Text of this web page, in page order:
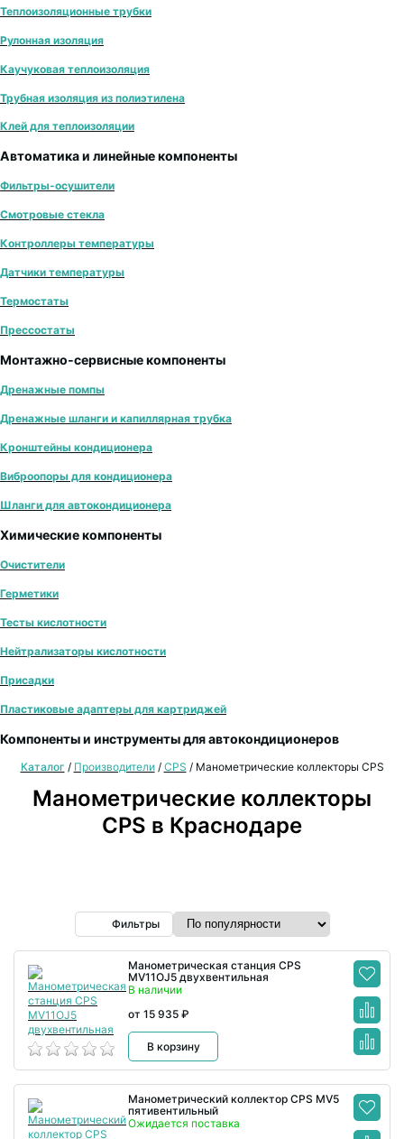
Теплоизоляционные трубки
Рулонная изоляция
Каучуковая теплоизоляция
Трубная изоляция из полиэтилена
Клей для теплоизоляции
Автоматика и линейные компоненты
Фильтры-осушители
Смотровые стекла
Контроллеры температуры
Датчики температуры
Термостаты
Прессостаты
Монтажно‑сервисные компоненты
Дренажные помпы
Дренажные шланги и капиллярная трубка
Кронштейны кондиционера
Виброопоры для кондиционера
Шланги для автокондиционера
Химические компоненты
Очистители
Герметики
Тесты кислотности
Нейтрализаторы кислотности
Присадки
Пластиковые адаптеры для картриджей
Компоненты и инструменты для автокондиционеров
Каталог / Производители/ CPS / Манометрические коллекторы CPS
Манометрические коллекторы
CPS в Краснодаре
Фильтры
Манометрическая станция CPS
MV11OJ5 двухвентильная
В наличии
от 15 935 ₽
В корзину
Манометрический коллектор CPS MV5
пятивентильный
Ожидается поставка